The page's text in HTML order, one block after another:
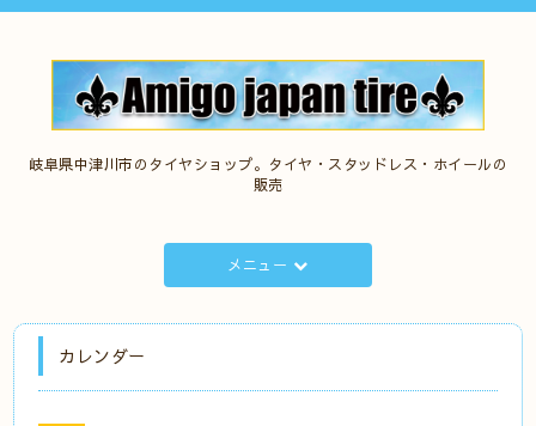
岐阜県中津川市のタイヤショップ。タイヤ・スタッドレス・ホイールの
販売
メニュー
カレンダー